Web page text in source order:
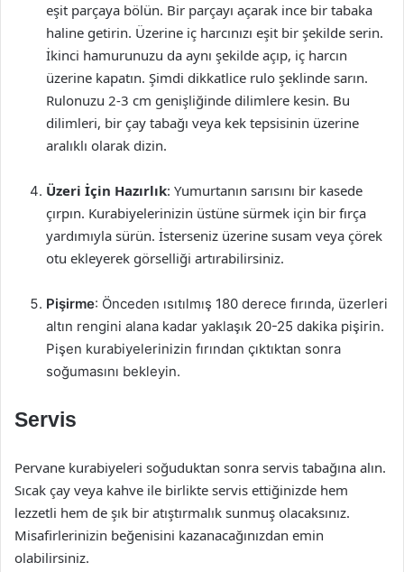
eşit parçaya bölün. Bir parçayı açarak ince bir tabaka
haline getirin. Üzerine iç harcınızı eşit bir şekilde serin.
İkinci hamurunuzu da aynı şekilde açıp, iç harcın
üzerine kapatın. Şimdi dikkatlice rulo şeklinde sarın.
Rulonuzu 2-3 cm genişliğinde dilimlere kesin. Bu
dilimleri, bir çay tabağı veya kek tepsisinin üzerine
aralıklı olarak dizin.
Üzeri İçin Hazırlık: Yumurtanın sarısını bir kasede
çırpın. Kurabiyelerinizin üstüne sürmek için bir fırça
yardımıyla sürün. İsterseniz üzerine susam veya çörek
otu ekleyerek görselliği artırabilirsiniz.
Pişirme: Önceden ısıtılmış 180 derece fırında, üzerleri
altın rengini alana kadar yaklaşık 20-25 dakika pişirin.
Pişen kurabiyelerinizin fırından çıktıktan sonra
soğumasını bekleyin.
Servis
Pervane kurabiyeleri soğuduktan sonra servis tabağına alın.
Sıcak çay veya kahve ile birlikte servis ettiğinizde hem
lezzetli hem de şık bir atıştırmalık sunmuş olacaksınız.
Misafirlerinizin beğenisini kazanacağınızdan emin
olabilirsiniz.